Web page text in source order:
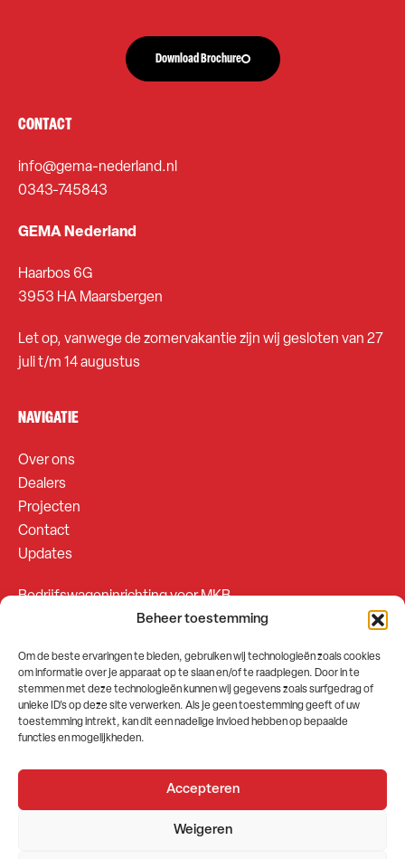
Beheer toestemming
Om de beste ervaringen te bieden, gebruiken wij technologieën zoals cookies
om informatie over je apparaat op te slaan en/of te raadplegen. Door in te
stemmen met deze technologieën kunnen wij gegevens zoals surfgedrag of
unieke ID's op deze site verwerken. Als je geen toestemming geeft of uw
toestemming intrekt, kan dit een nadelige invloed hebben op bepaalde
functies en mogelijkheden.
Accepteren
Weigeren
Download Brochure
CONTACT
info@gema-nederland.nl
0343-745843
GEMA Nederland
Haarbos 6G
3953 HA Maarsbergen
Let op, vanwege de zomervakantie zijn wij gesloten van 27
juli t/m 14 augustus
NAVIGATIE
Over ons
Dealers
Projecten
Contact
Updates
Bedrijfswageninrichting voor MKB
Bedrijfswageninrichting voor Fleetsales
SOCIALS